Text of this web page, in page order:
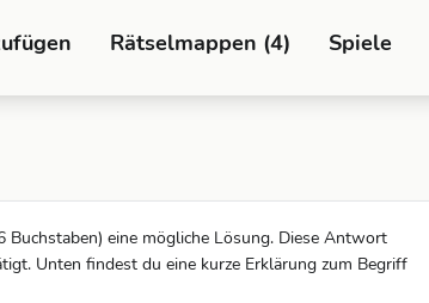
Rätselmappen (4) Spiele
Buchstaben) eine mögliche Lösung. Diese Antwort
Unten findest du eine kurze Erklärung zum Begriff